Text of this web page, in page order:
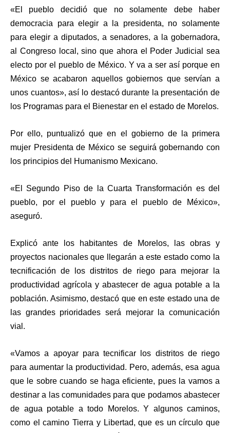
«El pueblo decidió que no solamente debe haber
democracia para elegir a la presidenta, no solamente
para elegir a diputados, a senadores, a la gobernadora,
al Congreso local, sino que ahora el Poder Judicial sea
electo por el pueblo de México. Y va a ser así porque en
México se acabaron aquellos gobiernos que servían a
unos cuantos», así lo destacó durante la presentación de
los Programas para el Bienestar en el estado de Morelos.
Por ello, puntualizó que en el gobierno de la primera
mujer Presidenta de México se seguirá gobernando con
los principios del Humanismo Mexicano.
«El Segundo Piso de la Cuarta Transformación es del
pueblo, por el pueblo y para el pueblo de México»,
aseguró.
Explicó ante los habitantes de Morelos, las obras y
proyectos nacionales que llegarán a este estado como la
tecnificación de los distritos de riego para mejorar la
productividad agrícola y abastecer de agua potable a la
población. Asimismo, destacó que en este estado una de
las grandes prioridades será mejorar la comunicación
vial.
«Vamos a apoyar para tecnificar los distritos de riego
para aumentar la productividad. Pero, además, esa agua
que le sobre cuando se haga eficiente, pues la vamos a
destinar a las comunidades para que podamos abastecer
de agua potable a todo Morelos. Y algunos caminos,
como el camino Tierra y Libertad, que es un círculo que